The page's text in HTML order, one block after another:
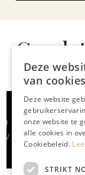
Deze
van
Deze website
onze website te
alle cookies in
Cookiebeleid.
STRIKT